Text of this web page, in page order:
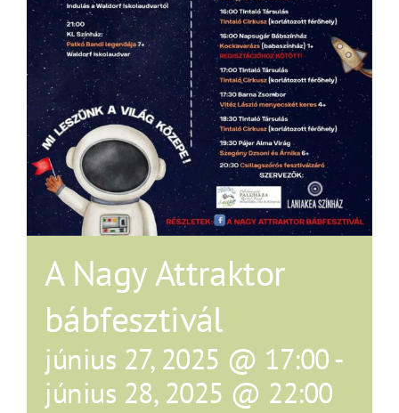
A Nagy Attraktor
bábfesztivál
június 27, 2025 @ 17:00-
június 28, 2025 @ 22:00